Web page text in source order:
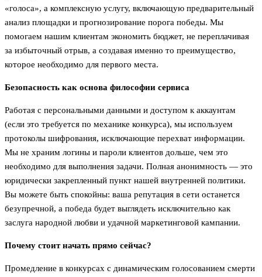
«голоса», а комплексную услугу, включающую предварительный
анализ площадки и прогнозирование порога победы. Мы
помогаем нашим клиентам экономить бюджет, не переплачивая
за избыточный отрыв, а создавая именно то преимущество,
которое необходимо для первого места.
Безопасность как основа философии сервиса
Работая с персональными данными и доступом к аккаунтам
(если это требуется по механике конкурса), мы используем
протоколы шифрования, исключающие перехват информации.
Мы не храним логины и пароли клиентов дольше, чем это
необходимо для выполнения задачи. Полная анонимность — это
юридически закрепленный пункт нашей внутренней политики.
Вы можете быть спокойны: ваша репутация в сети останется
безупречной, а победа будет выглядеть исключительно как
заслуга народной любви и удачной маркетинговой кампании.
Почему стоит начать прямо сейчас?
Промедление в конкурсах с динамическим голосованием смерти